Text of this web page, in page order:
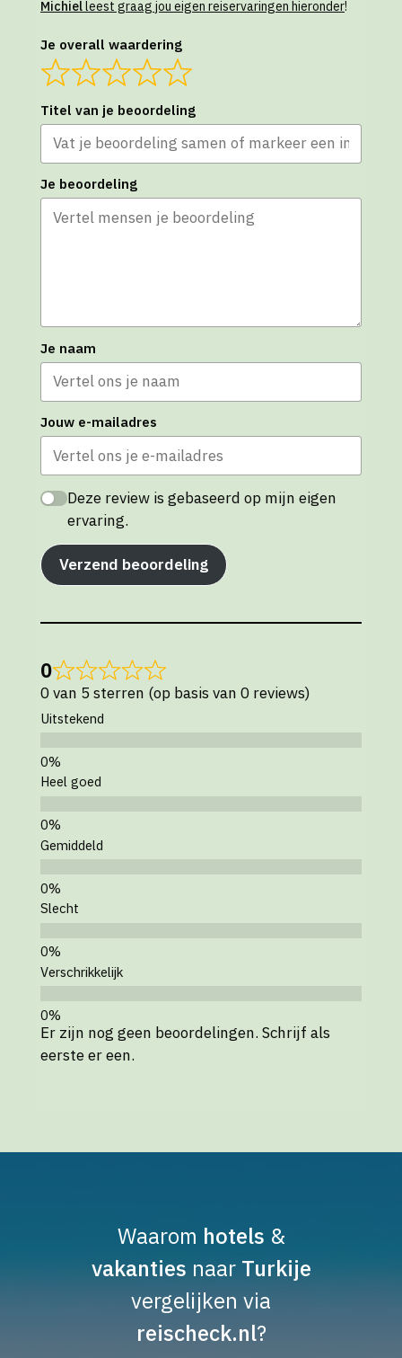
Michielleest graag jou eigen reiservaringen hieronder!
Je overall waardering
Titel van je beoordeling
Je beoordeling
Je naam
Jouw e-mailadres
Deze review is gebaseerd op mijn eigen
ervaring.
Verzend beoordeling
0
0 van 5 sterren (op basis van 0 reviews)
Uitstekend
Heel goed
Gemiddeld
Slecht
Verschrikkelijk
Er zijn nog geen beoordelingen. Schrijf als
eerste er een.
Waarom hotels &
vakanties naar Turkije
vergelijken via
reischeck.nl?